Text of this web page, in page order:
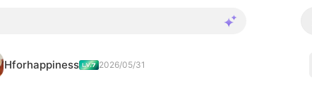
Hforhappiness 2026/05/31